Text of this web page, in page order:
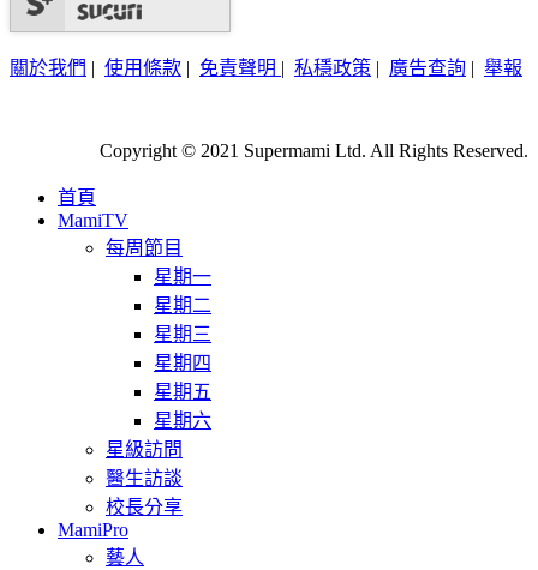
關於我們 | 使用條款 | 免責聲明 | 私穩政策 | 廣告查詢 | 舉報
Copyright © 2021 Supermami Ltd. All Rights Reserved.
首頁
MamiTV
每周節目
星期一
星期二
星期三
星期四
星期五
星期六
星級訪問
醫生訪談
校長分享
MamiPro
藝人